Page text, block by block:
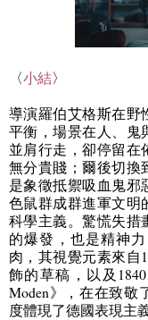
〈小結〉
導演羅伯艾格斯在野
平衡，場景在人、鬼
並肩行走，卻停留在
無分貴賤；爾後切換
是象徵抵禦吸血鬼邪
色鼠群成群進軍文明
科學主義。驚慌失措
的爆發，也是精神
肉，其視覺元素來自
飾的草稿，以及 1840
Moden》，在在致敬
度體現了德國表現主